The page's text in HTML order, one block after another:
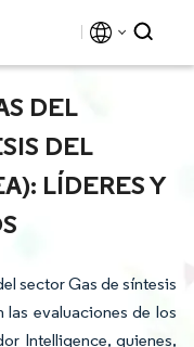
DEL
DEL
LÍDERES Y
sector Gas de síntesis
las evaluaciones de los
Intelligence, quienes,